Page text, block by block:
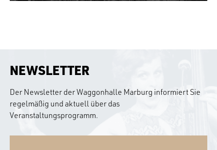
NEWSLETTER
Der Newsletter der Waggonhalle Marburg informiert Sie
regelmäßig und aktuell über das
Veranstaltungsprogramm.